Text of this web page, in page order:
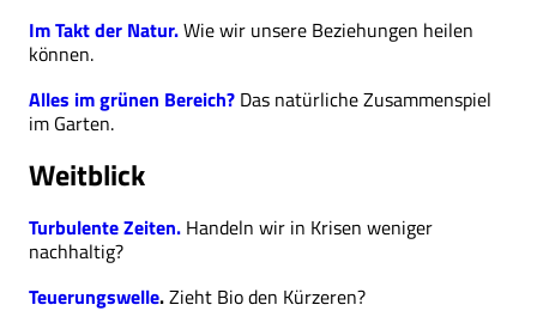
Im Takt der Natur.Wie wir unsere Beziehungen heilen
können.
Alles im grünen Bereich? Das natürliche Zusammenspiel
im Garten.
Weitblick
Turbulente Zeiten. Handeln wir in Krisen weniger
nachhaltig?
Teuerungswelle.Zieht Bio den Kürzeren?